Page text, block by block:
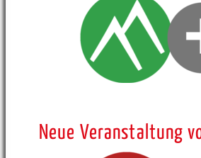
Neue Veranstaltung